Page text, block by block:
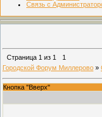
Связь с
Страница 1 из 1
1
Городской Форум Миллерово »
Кнопка "Вверх"